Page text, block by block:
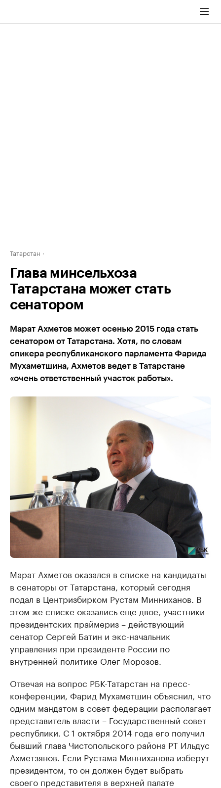
Татарстан
Глава минсельхоза
Татарстана может стать
сенатором
Марат Ахметов может осенью 2015 года стать
сенатором от Татарстана. Хотя, по словам
спикера республиканского парламента Фарида
Мухаметшина, Ахметов ведет в Татарстане
«очень ответственный участок работы».
Марат Ахметов оказался в списке на кандидаты
в сенаторы от Татарстана, который сегодня
подал в Центризбирком Рустам Минниханов. В
этом же списке оказались еще двое, участники
президентских праймериз – действующий
сенатор Сергей Батин и экс-начальник
управления при президенте России по
внутренней политике Олег Морозов.
Отвечая на вопрос РБК-Татарстан на пресс-
конференции, Фарид Мухаметшин объяснил, что
одним мандатом в совет федерации располагает
представитель власти – Государственный совет
республики. С 1 октября 2014 года его получил
бывший глава Чистопольского района РТ Ильдус
Ахметзянов. Если Рустама Минниханова изберут
президентом, то он должен будет выбрать
своего представителя в верхней палате